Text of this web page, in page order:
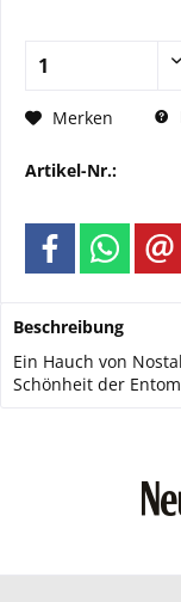
Merken
Artikel-Nr.:
Beschreibung
Ein Hauch von
Schönheit der